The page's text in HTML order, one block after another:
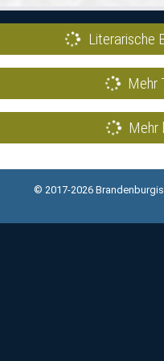
Literarische
Mehr
Mehr
© 2017-2026